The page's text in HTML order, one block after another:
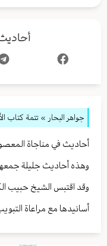
جواهر البحار » تتمة كتاب
أحاديث في مناجاة
وهذه أحاديث جليلة جمعها
وقد اقتبس الشيخ حبيب
أسانيدها مع مراعاة